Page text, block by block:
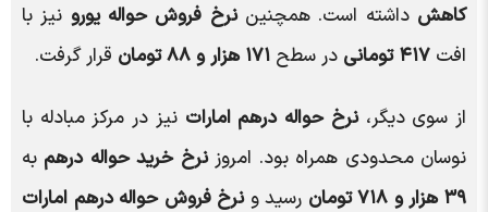
کاهش داشته است. همچنیننرخ فروش حواله یورو نیز با
افت ۴۱۷ تومانی در سطح ۱۷۱ هزار و ۸۸ تومان قرار گرفت.
از سوی دیگر،نرخ حواله درهم امارات نیز در مرکز مبادله با
نوسان محدودی همراه بود. امروزنرخ خرید حواله درهم به
۳۹ هزار و ۷۱۸ تومان
رسید ونرخ فروش حواله درهم امارات